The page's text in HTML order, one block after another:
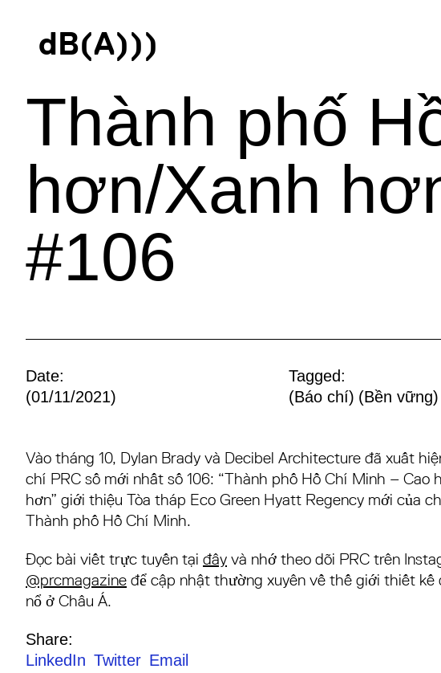
dB(A)))
Thành phố
hơn/Xanh
#106
Date:
(01/11/2021)
Tagged:
(Báo chí) (Bền vững)
Vào tháng 10, Dylan Brady và Decibel Architecture đã xuất
chí PRC số mới nhất số 106: “Thành phố Hồ Chí Minh – Cao
hơn” giới thiệu Tòa tháp Eco Green Hyatt Regency mới của
Thành phố Hồ Chí Minh.
Đọc bài viết trực tuyến tại đây và nhớ theo dõi PRC trên
@prcmagazine để cập nhật thường xuyên về thế giới thiết kế
nổ ở Châu Á.
Share:
LinkedIn Twitter Email